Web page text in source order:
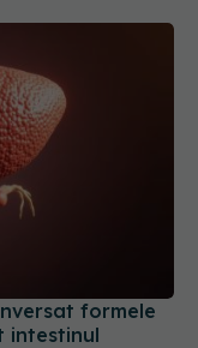
formele
intestinul